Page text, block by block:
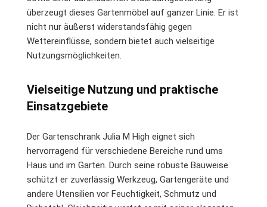
überzeugt dieses Gartenmöbel auf ganzer Linie. Er ist
nicht nur äußerst widerstandsfähig gegen
Wettereinflüsse, sondern bietet auch vielseitige
Nutzungsmöglichkeiten.
Vielseitige Nutzung und praktische
Einsatzgebiete
Der Gartenschrank Julia M High eignet sich
hervorragend für verschiedene Bereiche rund ums
Haus und im Garten. Durch seine robuste Bauweise
schützt er zuverlässig Werkzeug, Gartengeräte und
andere Utensilien vor Feuchtigkeit, Schmutz und